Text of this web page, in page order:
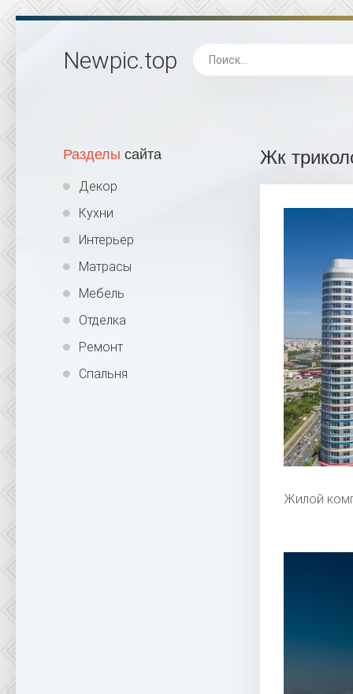
Newpic.top
Разделы сайта
Декор
Кухни
Интерьер
Матрасы
Мебель
Отделка
Ремонт
Спальня
Жк
Жилой